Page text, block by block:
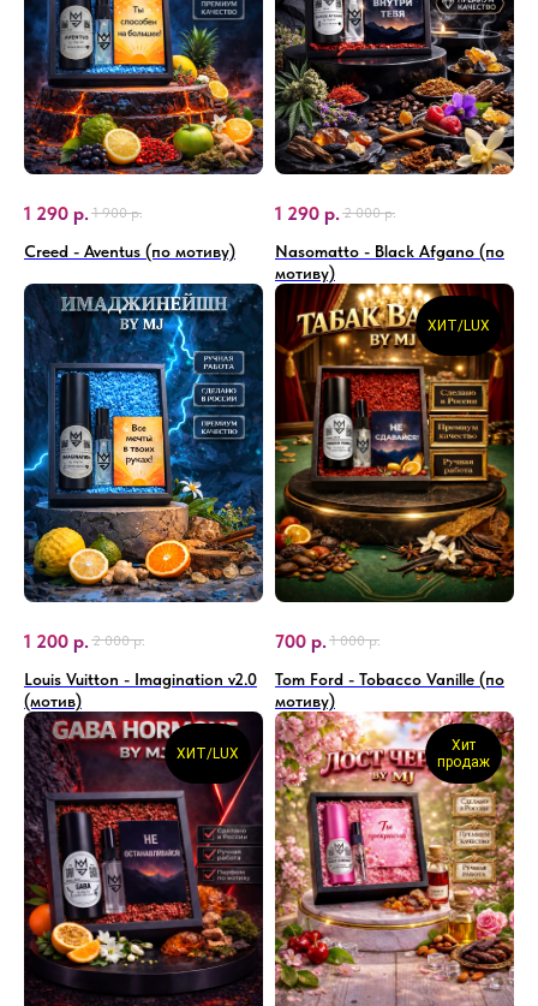
1 290 р. 1 900 р.
Creed - Aventus (по мотиву)
1 290 р. 2 000 р.
Nasomatto - Black Afgano (по
мотиву)
1 200 р. 2 000 р.
Louis Vuitton - Imagination v2.0
(мотив)
ХИТ/LUX
700 р. 1 000 р.
Tom Ford - Tobacco Vanille (по
мотиву)
ХИТ/LUX
Хит
продаж